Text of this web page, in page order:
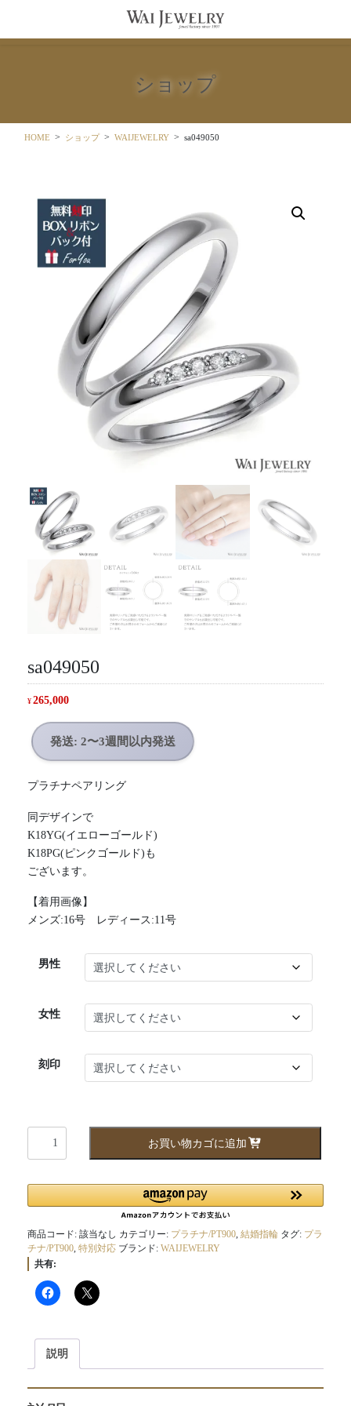
テ
動
ゲ
に
ショップ
HOME ショップ WAIJEWELRY sa049050
sa049050
¥ 265,000
発送: 2〜3週間以内発送
プラチナペアリング
同デザインで
K18YG(イエローゴールド)
K18PG(ピンクゴールド)も
ございます。
【着用画像】
メンズ:16号 レディース:11号
男性
女性
刻印
お買い物カゴに追加
商品コード: 該当なし カテゴリー: プラチナ/PT900, 結婚指輪 タグ: プラ
チナ/PT900, 特別対応 ブランド: WAIJEWELRY
共有:
説明